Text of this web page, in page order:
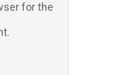
for the